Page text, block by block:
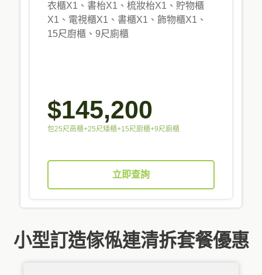
衣櫃X1、書枱X1、梳妝枱X1、貯物櫃
X1、電視櫃X1、書櫃X1、飾物櫃X1、
15尺廚櫃、9尺廁櫃
$145,200
包25尺高櫃+25尺矮櫃+15尺廚櫃+9尺廁櫃
立即查詢
小型訂造傢俬連清拆套餐優惠